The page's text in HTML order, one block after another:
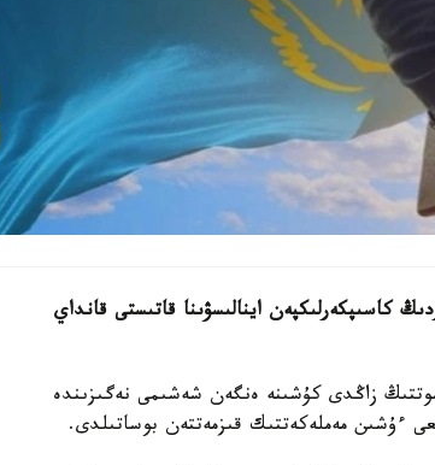
كاسىپكەرلىكپەن اينالىسۋىنا قاتىستى قانداي
زاڭدى كۇشىنە ەنگەن شەشىمى نەگىزىندە
ءۇشىن مەملەكەتتىك قىزمەتتەن بوساتىلدى.